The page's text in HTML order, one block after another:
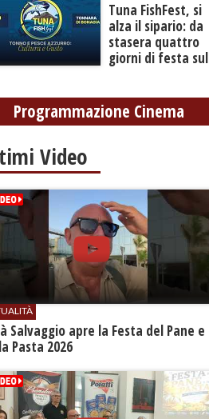
​Tuna FishFest, si
alza il sipario: da
stasera quattro
giorni di festa sul
Programmazione Cinema
Video
Salvaggio apre la Festa del Pane e
Pasta 2026